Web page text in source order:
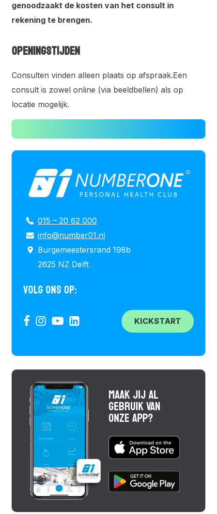
genoodzaakt de kosten van het consult in
rekening te brengen.
Openingstijden
Consulten vinden alleen plaats op afspraak.Een
consult is zowel online (via beeldbellen) als op
locatie mogelijk.
015 – 20 62 000
info@number01.nl
Burgemeestersrand 198b
2625 NZ Delft
VOLG ONS OP:
KICKSTART
MAAK JIJ AL
GEBRUIK VAN
ONZE APP?